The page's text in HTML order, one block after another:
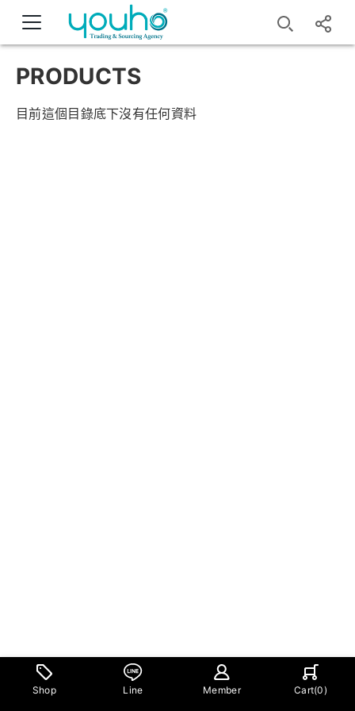
PRODUCTS
目前這個目錄底下沒有任何資料
Shop Line Member Cart(0)